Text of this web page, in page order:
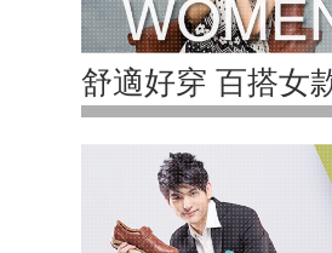
舒適好穿 百搭女